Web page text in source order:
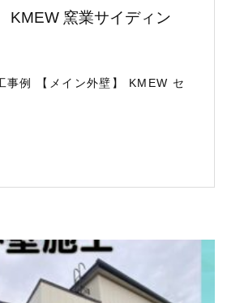
窯業サイディン
事例 【メイン外壁】 KMEW セ